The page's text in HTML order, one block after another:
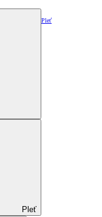
Pleť
Pleť